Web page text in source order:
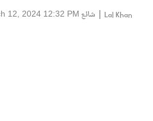
Lal Khan
| شائع 12, 2024 12:32 PM